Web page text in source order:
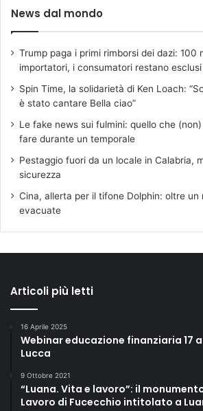
News dal mondo
Trump paga i primi rimborsi dei dazi: 100
importatori, i consumatori restano esclusi
Spin Time, la solidarietà di Ken Loach:
è stato cantare Bella ciao”
Le fake news sui fulmini: quello che
fare durante un temporale
Pestaggio fuori da un locale in Calabria,
sicurezza
Cina, allerta per il tifone Dolphin: oltre un
evacuate
Articoli più letti
16 Aprile 2025
Webinar educazione finanziaria 17
Lucca
9 Ottobre 2021
“Luana. Vita e lavoro”: il
Lavoro di Fucecchio intitolato a